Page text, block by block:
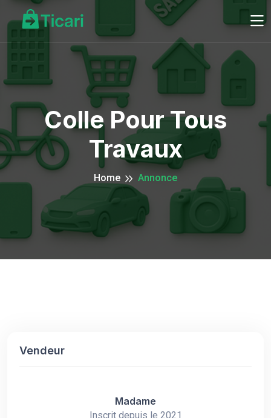
Colle Pour Tous
Travaux
Home Annonce
Vendeur
Madame
Inscrit depuis le 2021